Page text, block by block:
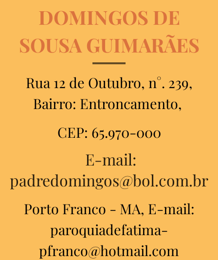
DOMINGOS DE
SOUSA GUIMARÃES
Rua 12 de Outubro, n°. 239,
Bairro: Entroncamento,
CEP: 65.970-000
E-mail:
padredomingos@bol.com.br
Porto Franco - MA, E-mail:
paroquiadefatima-
pfranco@hotmail.com